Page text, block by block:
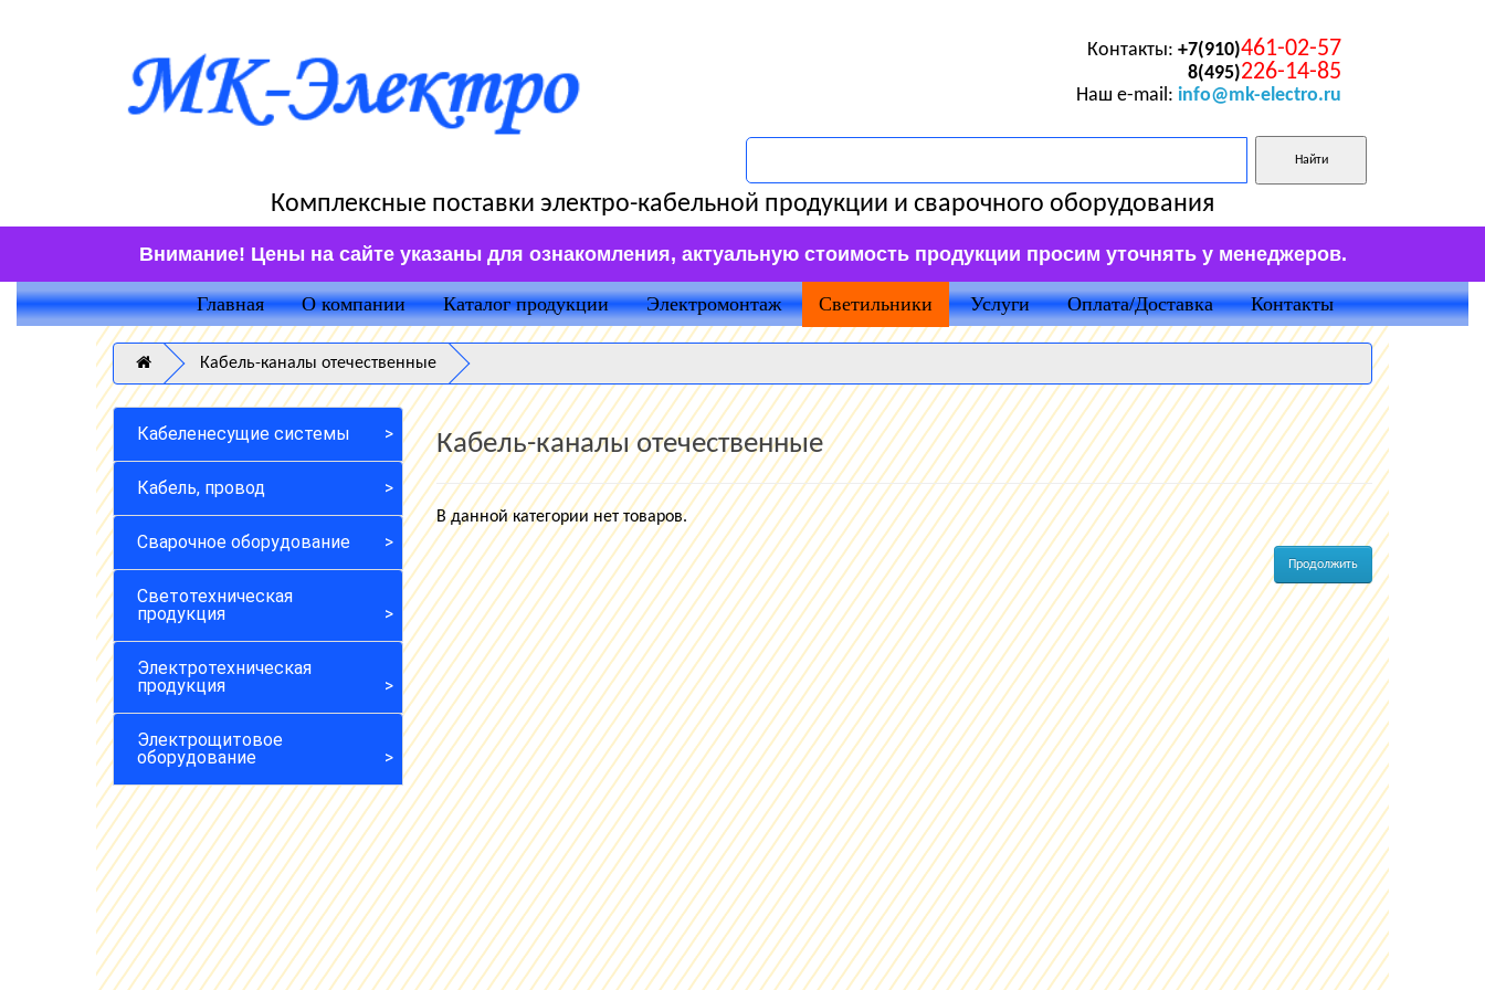
Контакты:+7(910)461-02-57
8(495)226-14-85
Наш e-mail:info@mk-electro.ru
Комплексные поставки электро-кабельной продукции и сварочного оборудования
Внимание! Цены на сайте указаны для ознакомления, актуальную стоимость продукции просим уточнять у менеджеров.
Главная О компании Каталог продукции Электромонтаж Светильники Услуги Оплата/Доставка Контакты
Кабель-каналы отечественные
Кабеленесущие системы
Кабель, провод
Сварочное оборудование
Светотехническая
продукция
Электротехническая
продукция
Электрощитовое
оборудование
Кабель-каналы отечественные
В данной категории нет товаров.
Продолжить